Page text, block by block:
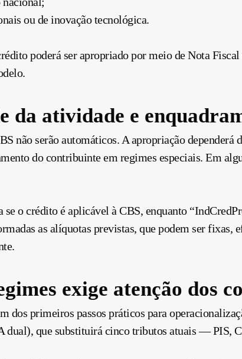
ou de inovação tecnológica.
poderá ser apropriado por meio de Nota
da atividade e
não serão automáticos. A apropriação dependerá
do contribuinte em regimes especiais. Em
o crédito é aplicável à CBS, enquanto
as alíquotas previstas, que podem ser fixas,
exige atenção dos
dos primeiros passos práticos para
dual), que substituirá cinco tributos atuais — PIS,